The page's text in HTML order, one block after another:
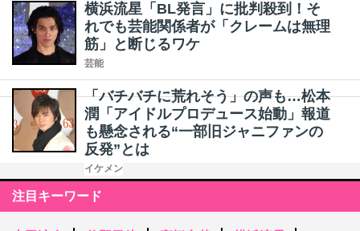
横浜流星「BL発言」に批判殺到！そ
れでも芸能関係者が「クレームは無理
筋」と断じるワケ
芸能
「バチバチに荒れそう」の声も…松本
潤「アイドルプロデュース始動」報道
も懸念される“一部旧ジャニファンの
反発”とは
イケメン
注目キーワード